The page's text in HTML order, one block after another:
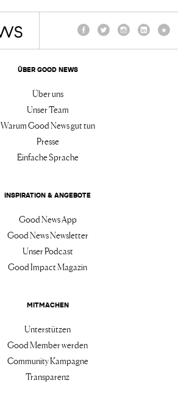
ÜBER GOOD NEWS
Über uns
Unser Team
Warum Good News gut tun
Presse
Einfache Sprache
INSPIRATION & ANGEBOTE
Good News App
Good News Newsletter
Unser Podcast
Good Impact Magazin
MITMACHEN
Unterstützen
Good Member werden
Community Kampagne
Transparenz